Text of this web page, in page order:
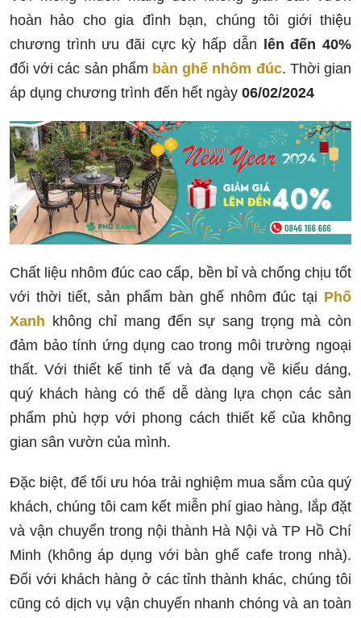
hoàn hảo cho gia đình bạn, chúng tôi giới thiệu
chương trình ưu đãi cực kỳ hấp dẫn lên đến 40%
đối với các sản phẩm bàn ghế nhôm đúc. Thời gian
áp dụng chương trình đến hết ngày 06/02/2024
Chất liệu nhôm đúc cao cấp, bền bỉ và chống chịu tốt
với thời tiết, sản phẩm bàn ghế nhôm đúc tại Phố
Xanh không chỉ mang đến sự sang trọng mà còn
đảm bảo tính ứng dụng cao trong môi trường ngoại
thất. Với thiết kế tinh tế và đa dạng về kiểu dáng,
quý khách hàng có thể dễ dàng lựa chọn các sản
phẩm phù hợp với phong cách thiết kế của không
gian sân vườn của mình.
Đặc biệt, để tối ưu hóa trải nghiệm mua sắm của quý
khách, chúng tôi cam kết miễn phí giao hàng, lắp đặt
và vận chuyển trong nội thành Hà Nội và TP Hồ Chí
Minh (không áp dụng với bàn ghế cafe trong nhà).
Đối với khách hàng ở các tỉnh thành khác, chúng tôi
cũng có dịch vụ vận chuyển nhanh chóng và an toàn